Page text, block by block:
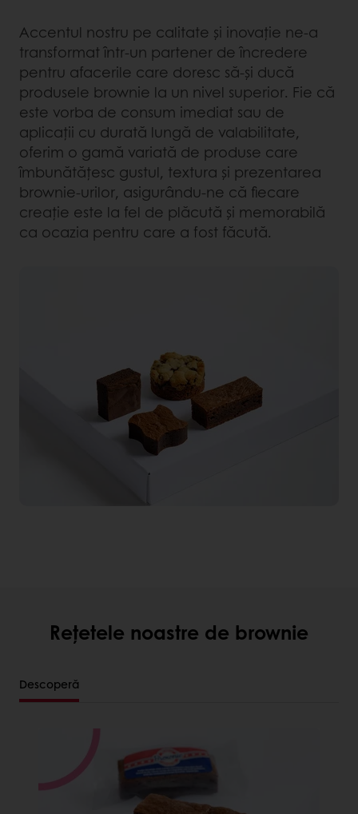
Accentul nostru pe calitate și inovație ne-a
transformat într-un partener de încredere
pentru afacerile care doresc să-și ducă
produsele brownie la un nivel superior. Fie că
este vorba de consum imediat sau de
aplicații cu durată lungă de valabilitate,
oferim o gamă variată de produse care
îmbunătățesc gustul, textura și prezentarea
brownie-urilor, asigurându-ne că fiecare
creație este la fel de plăcută și memorabilă
ca ocazia pentru care a fost făcută.
Rețetele noastre de brownie
Descoperă